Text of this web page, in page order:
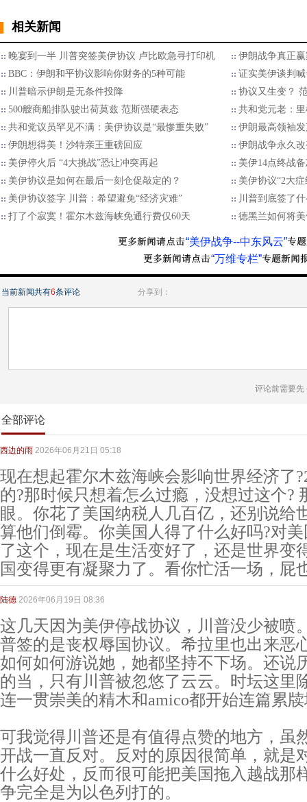
相关新闻
晚宴到一半 川普突签美伊协议 卢比欧急寻打印机
伊朗战争真正
BBC：伊朗和平协议影响你财务的5种可能
证实美伊谈判
川普暗示伊朗是无条件投降
协议又生变？
500艘商船排队驶出荷莫兹 范斯强硬表态
共和党元老：
共和党议员罕见不满：美伊协议是“最惨重失败”
伊朗最高领袖
伊朗想得美！沙特亲王重磅回应
伊朗战争永久
美伊停火后 “4大挑战”恐让冲突再起
美伊14点终战
美伊协议是如何在最后一刻仓促敲定的？
美伊协议“2大
美伊协议签字 川普：希望避免“经济灾难”
川普到底签了
打了个寂寞！霍尔木兹海峡免通行费仅60天
德黑兰如何将
“美伊战争--中东风云”
“万维专栏”
当前新闻共有6条评论 分享到：
评论前需要先
全部评论
西边的雨 2026年06月21日 05:18
现在想起霍尔木兹海峡会影响世界经济了
的?那时候只想着怎么过瘾，没想过这个?
眼。你花了美国纳税人几百亿，还别说给
算他们倒霉。你美国人得了什么好吗?对
了这个，现在是生活变好了，还是世界变
国变得更有凝聚力了。看你忙活一场，屁
陆德 2026年06月19日 08:36
这几天因为美伊停战协议，川普没少被喷
普签的是丧权辱国协议。希拉里也出来恶
如何如何游说她，她都坚持不下场。还说
的当，只有川普被忽悠了云云。时坛这里
连一贯崇美的精木和amico都开始连篇累
可我觉得川普还是有值得点赞的地方，虽
开战一直反对。反对的原因很简单，就是
什么好处，反而很可能把美国拖入越战那
争完全是为以色列打的。